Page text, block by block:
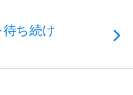
待ち続け